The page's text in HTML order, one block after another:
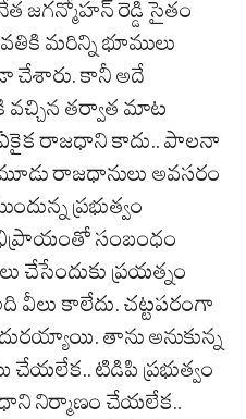
జగన్మోహన్ రెడ్డి సైతం
మరిన్ని భూములు
చేశారు. కానీ అదే
వచ్చిన తర్వాత మాట
రాజధాని కాదు.. పాలనా
రాజధానులు అవసరం
ప్రభుత్వం
సంబంధం
చేసేందుకు ప్రయత్నం
వీలు కాలేదు. చట్టపరంగా
తాను అనుకున్న
చేయలేక.. టిడిపి ప్రభుత్వం
నిర్మాణం చేయలేక..